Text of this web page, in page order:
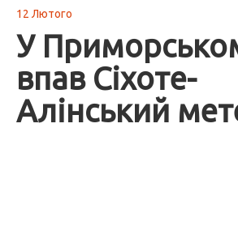
12 Лютого
У
впав Сіхоте-
Алінський